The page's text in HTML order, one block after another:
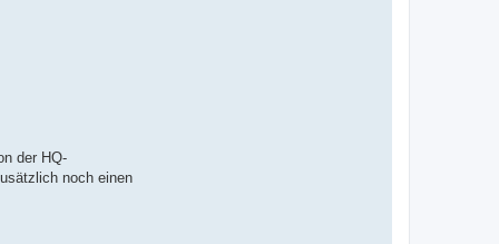
der HQ-
noch einen